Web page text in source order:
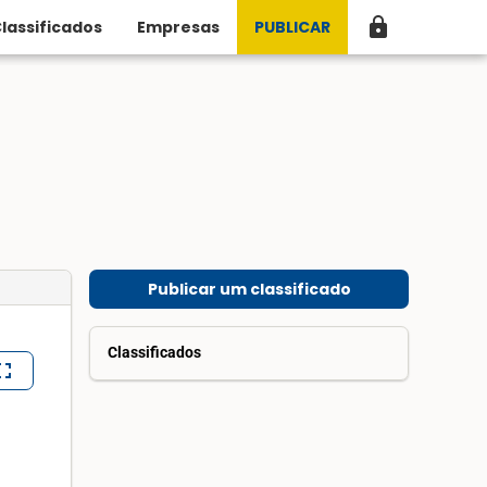
Empresas PUBLICAR lock
Publicar um classificado
Classificados